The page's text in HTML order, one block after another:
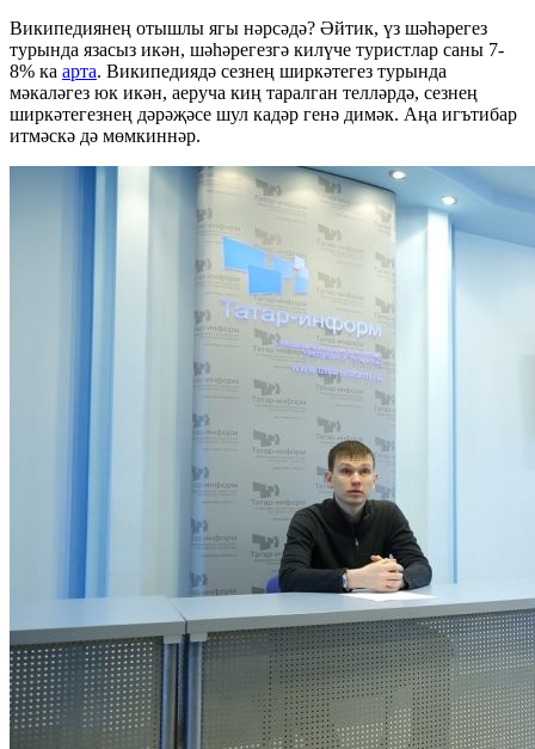
Википедиянең отышлы ягы нәрсәдә? Әйтик, үз шәһәрегез
турында язасыз икән, шәһәрегезгә килүче туристлар саны 7-
8% ка арта. Википедиядә сезнең ширкәтегез турында
мәкаләгез юк икән, аеруча киң таралган телләрдә, сезнең
ширкәтегезнең дәрәҗәсе шул кадәр генә димәк. Аңа игътибар
итмәскә дә мөмкиннәр.